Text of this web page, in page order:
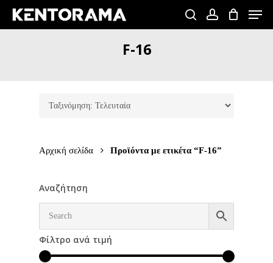
Skip
searchaccount
Menu
F-16
Αρχική σελίδα Προϊόντα με ετικέτα “F-16”
Αναζήτηση
Φίλτρο ανά τιμή